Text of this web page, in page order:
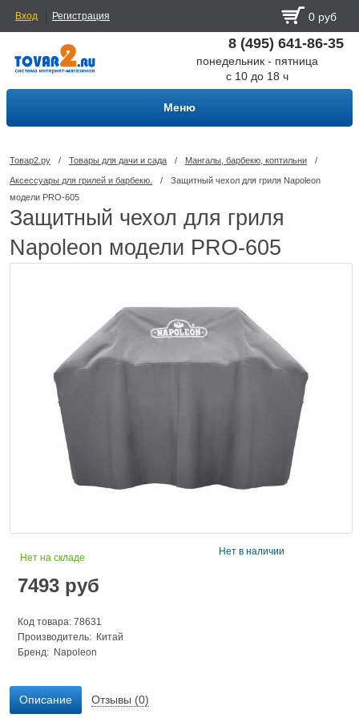
Вход Регистрация 0 руб
8 (495) 641-86-35
понедельник - пятница
с 10 до 18 ч
Меню
Товар2.ру / Товары для дачи и сада / Мангалы, барбекю, коптильни /
Аксессуары для грилей и барбекю. /
Защитный чехол для гриля Napoleon
модели PRO-605
Защитный чехол для гриля
Napoleon модели PRO-605
Нет на складе
7493 руб
Код товара: 78631
Производитель: Китай
Бренд: Napoleon
Нет в наличии
Описание Отзывы (0)